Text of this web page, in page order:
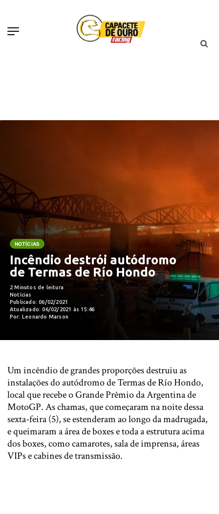
NOTÍCIAS
Incêndio destrói autódromo
de Termas de Río Hondo
2 Minutos de leitura
Notícias
Publicado: 06/02/2021
Atualizado: 06/02/2021 às 15:46
Por: Leonardo Marson
Um incêndio de grandes proporções destruiu as
instalações do autódromo de Termas de Río Hondo,
local que recebe o Grande Prêmio da Argentina de
MotoGP. As chamas, que começaram na noite dessa
sexta-feira (5), se estenderam ao longo da madrugada,
e queimaram a área de boxes e toda a estrutura acima
dos boxes, como camarotes, sala de imprensa, áreas
VIPs e cabines de transmissão.